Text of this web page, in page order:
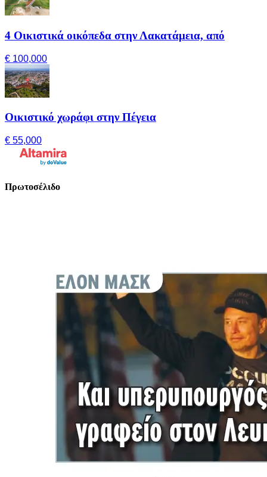
4 Οικιστικά οικόπεδα στην Λακατάμεια, από
€ 100,000
Οικιστικό χωράφι στην Πέγεια
€ 55,000
Πρωτοσέλιδο